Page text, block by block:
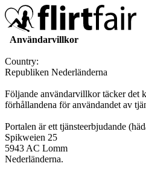
Användarvillkor
Country:
Republiken Nederländerna
Följande användarvillkor täcker det
förhållandena för användandet av
Portalen är ett tjänsteerbjudande
Spikweien 25
5943 AC Lomm
Nederländerna.